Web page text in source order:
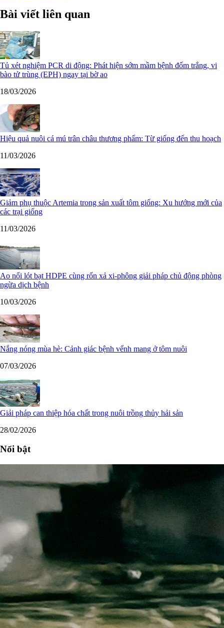
Bài viết liên quan
Tủ xét nghiệm PCR di động: Phát hiện sớm mầm bệnh đốm trắng, vi
bào tử trùng (EPH) ngay tại bờ ao
18/03/2026
Hiệu quả nuôi cá mú trân châu thương phẩm: Từ giống đến thu hoạch
11/03/2026
Giảm phụ thuộc Artemia trong sản xuất tôm giống: Xu hướng mới của
các trại giống
11/03/2026
Ao nổi lót bạt HDPE cùng rốn xả xi-phông giải pháp chủ động phòng
ngừa dịch bệnh
10/03/2026
Nắng nóng mùa hè: Cảnh giác bệnh vểnh mang ở tôm nuôi
07/03/2026
Giải pháp can thiệp hóa chất trong nuôi trồng thủy hải sản
28/02/2026
Nổi bật